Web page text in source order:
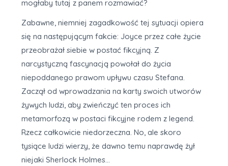
mogłaby tutaj z panem rozmawiać?
Zabawne, niemniej zagadkowość tej sytuacji opiera
się na następującym fakcie: Joyce przez całe życie
przeobrażał siebie w postać fikcyjną. Z
narcystyczną fascynacją powołał do życia
niepoddanego prawom upływu czasu Stefana.
Zaczął od wprowadzania na karty swoich utworów
żywych ludzi, aby zwieńczyć ten proces ich
metamorfozą w postaci fikcyjne rodem z legend.
Rzecz całkowicie niedorzeczna. No, ale skoro
tysiące ludzi wierzy, że dawno temu naprawdę żył
niejaki Sherlock Holmes…